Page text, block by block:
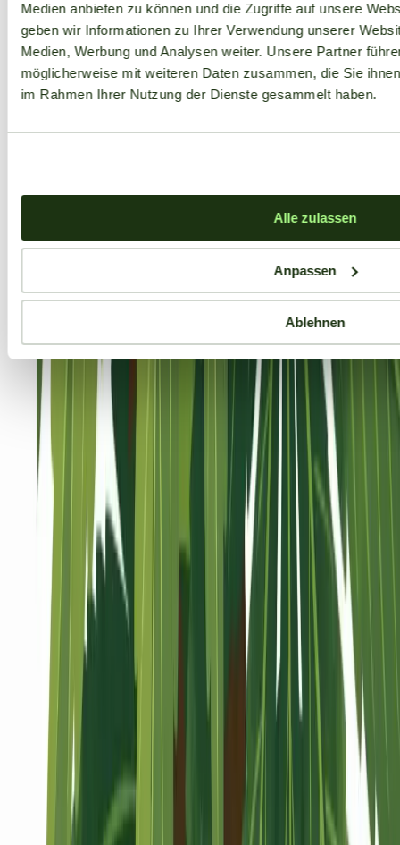
Medien anbieten zu können und die Zugriffe auf unsere
geben wir Informationen zu Ihrer Verwendung unserer
Medien, Werbung und Analysen weiter. Unsere Partner
möglicherweise mit weiteren Daten zusammen, die Sie
im Rahmen Ihrer Nutzung der Dienste gesammelt haben.
Alle zulassen
Anpassen
Ablehnen
Seedbanks